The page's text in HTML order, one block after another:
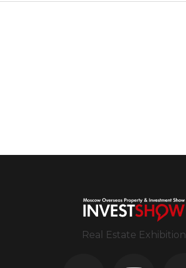
Real Estate Exhibition